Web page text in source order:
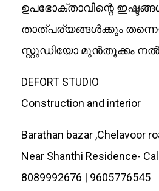
ഉപഭോക്താവിന്റെ
താത്പര്യങ്ങള്‍ക്കും
സ്റ്റുഡിയോ മുന്‍തൂക്കം
DEFORT STUDIO
Construction and interior
Barathan bazar ,Chelavoor
Near Shanthi Residence-
8089992676 | 9605776545